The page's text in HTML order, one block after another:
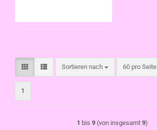
Sortieren nach
Sortieren nach 60 pro Seite
pro Seite
1
1 bis 9 (von insgesamt 9)